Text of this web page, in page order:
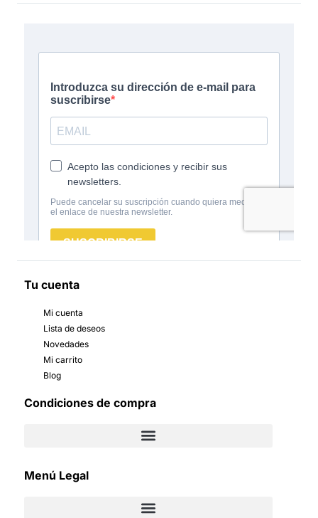
Tu cuenta
Mi cuenta
Lista de deseos
Novedades
Mi carrito
Blog
Condiciones de compra
Menú Legal